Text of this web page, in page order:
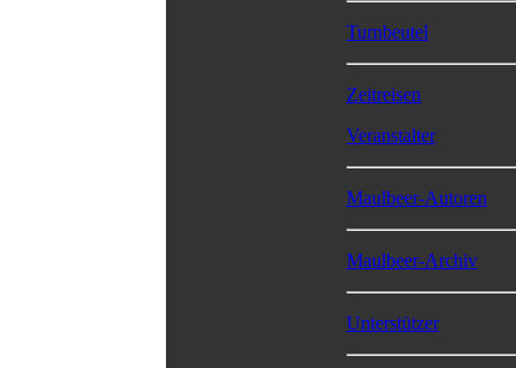
Turnbeutel
Zeitreisen
Veranstalter
Maulbeer-Autoren
Maulbeer-Archiv
Unterstützer